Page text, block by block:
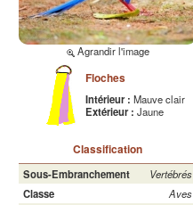
Agrandir l'image
Floches
Intérieur : Mauve clair
Extérieur : Jaune
Classification
Sous-Embranchement
Vertébrés
Classe
Aves